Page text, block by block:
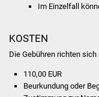
Im Einzelfall
KOSTEN
Die Gebühren richten
110,00 EUR
Beurkundung oder